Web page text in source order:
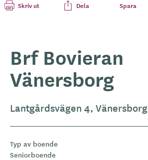
Skriv ut Dela Spara
Brf Bovieran
Vänersborg
Lantgårdsvägen 4, Vänersborg
Typ av boende
Seniorboende